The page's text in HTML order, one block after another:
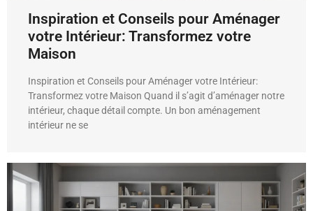
Inspiration et Conseils pour Aménager
votre Intérieur: Transformez votre
Maison
Inspiration et Conseils pour Aménager votre Intérieur:
Transformez votre Maison Quand il s’agit d’aménager notre
intérieur, chaque détail compte. Un bon aménagement
intérieur ne se